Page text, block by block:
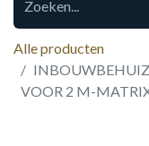
Alle producten
VOOR 2 M-